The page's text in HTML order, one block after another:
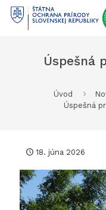
Prejsť
Úspešná
Úvod
Úspešná
18. júna 2026